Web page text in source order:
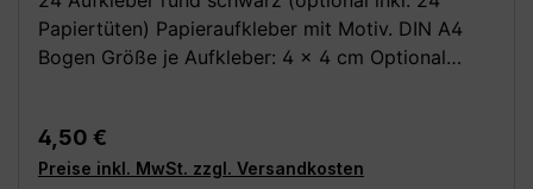
Papiertüten) Papieraufkleber mit Motiv. DIN A4
Bogen Größe je Aufkleber: 4 x 4 cm Optional
Natron, außen leicht beschichtet Deine Vorteile: -
Kauf direkt vom Hersteller (Made in Germany) -
Regulärer Preis:
4,50 €
Preise inkl. MwSt. zzgl. Versandkosten